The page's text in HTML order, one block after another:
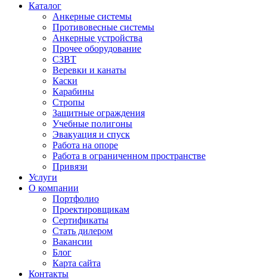
Каталог
Анкерные системы
Противовесные системы
Анкерные устройства
Прочее оборудование
СЗВТ
Веревки и канаты
Каски
Карабины
Стропы
Защитные ограждения
Учебные полигоны
Эвакуация и спуск
Работа на опоре
Работа в ограниченном пространстве
Привязи
Услуги
О компании
Портфолио
Проектировщикам
Сертификаты
Стать дилером
Вакансии
Блог
Карта сайта
Контакты